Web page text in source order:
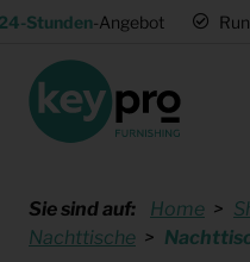
Stunden-Angebot
Sie sind auf: Home
Nachttische